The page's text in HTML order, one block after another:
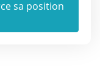
sa position